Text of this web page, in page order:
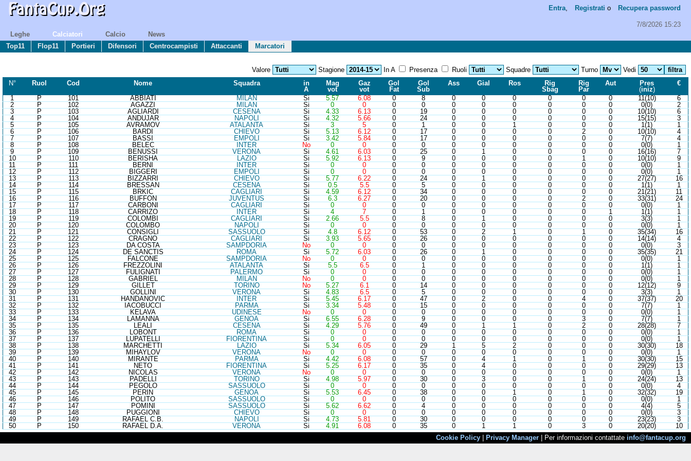
Entra, Registrati o Recupera password
7/8/2026 15:23
Leghe
Calciatori Calcio
News
Top11
Flop11 Portieri Difensori Centrocampisti Attaccanti Marcatori
Valore Stagione In A Presenza Ruoli Squadre Turno
Vedi
N°
Ruol Cod Nome Squadra
in
A
Mag
vot
Gaz
vot
Gol
Fat
Gol
Sub
Ass Gial Ros
Rig
Sbag
Rig
Par
Aut
Pres
(iniz)
€
1
P 101 ABBIATI MIL AN Si 5.57 6.08 0 8 0 0 0 0 0 0 11(10)
6
2
P 102 AGAZZI MIL AN Si 0 0 0 0 0 0 0 0 0 0 0(0)
2
3
P 103 AGLIARDI CES ENA Si 4.33 6.13 0 19 0 0 0 0 0 0 10(10)
6
4
P 104 ANDUJAR NAPOLI Si 4.32 5.66 0 24 0 0 0 0 0 0 15(15)
3
5
P 105 AVRAMOV ATA LANTA Si 3 5 0 1 0 0 1 0 0 0 1(1)
1
6
P 106 BARDI CHI EVO Si 5.13 6.12 0 17 0 0 0 0 2 0 10(10)
4
7
P 107 BASSI EMPOLI Si 3.42 5.84 0 17 0 0 0 0 0 0 7(7)
4
8
P 108 BELEC INTER No 0 0 0 0 0 0 0 0 0 0 0(0)
1
9
P 109 BENUSSI VERONA Si 4.61 6.03 0 25 0 1 0 0 0 0 16(16)
7
10
P 110 BERISHA LAZIO Si 5.92 6.13 0 9 0 0 0 0 1 0 10(10)
9
11
P 111 BERNI INTER Si 0 0 0 0 0 0 0 0 0 0 0(0)
1
12
P 112 BIGGERI EMPOLI Si 0 0 0 0 0 0 0 0 0 0 0(0)
1
13
P 113 BIZZARRI CHI EVO Si 5.77 6.22 0 24 0 1 0 0 0 0 27(27)
16
14
P 114 BRESSAN CES ENA Si 0.5 5.5 0 5 0 0 0 0 0 0 1(1)
1
15
P 115 BRKIC CAG LIARI Si 4.59 6.12 0 34 0 0 0 0 0 0 21(21)
11
16
P 116 BUFFON JUVENTUS Si 6.3 6.27 0 20 0 0 0 0 2 0 33(31)
24
17
P 117 CARBONI CAG LIARI Si 0 0 0 0 0 0 0 0 0 0 0(0)
1
18
P 118 CARRIZO INTER Si 4 7 0 1 0 0 0 0 0 1 1(1)
1
19
P 119 COLOMBI CAG LIARI Si 2.66 5.5 0 8 0 1 0 0 0 0 3(3)
1
20
P 120 COLOMBO NAPOLI Si 0 0 0 0 0 0 0 0 0 0 0(0)
1
21
P 121 CONSIGLI SASSUOLO Si 4.8 6.12 0 53 0 2 1 0 1 0 35(34)
16
22
P 122 CRAGNO CAG LIARI Si 3.93 5.65 0 26 0 0 0 0 0 0 14(14)
4
23
P 123 DA COSTA SAM PDORIA No 0 0 0 0 0 0 0 0 0 0 0(0)
3
24
P 124 DE SANCTIS ROMA Si 5.72 6.03 0 26 0 1 0 0 0 0 35(35)
21
25
P 125 FALCONE SAM PDORIA No 0 0 0 0 0 0 0 0 0 0 0(0)
1
26
P 126 FREZZOLINI ATA LANTA Si 5.5 6.5 0 1 0 0 0 0 0 0 1(1)
1
27
P 127 FULIGNATI PAL ERMO Si 0 0 0 0 0 0 0 0 0 0 0(0)
1
28
P 128 GABRIEL MIL AN No 0 0 0 0 0 0 0 0 0 0 0(0)
1
29
P 129 GILLET TORINO No 5.27 6.1 0 14 0 0 0 0 0 0 12(12)
9
30
P 130 GOLLINI VERONA Si 4.83 6.5 0 5 0 0 0 0 0 0 3(3)
1
31
P 131 HANDANOVIC INTER Si 5.45 6.17 0 47 0 2 0 0 4 0 37(37)
20
32
P 132 IACOBUCCI PARMA Si 3.34 5.48 0 15 0 0 0 0 0 0 7(7)
1
33
P 133 KELAVA UDI NESE No 0 0 0 0 0 0 0 0 0 0 0(0)
1
34
P 134 LAMANNA GENOA Si 6.55 6.28 0 9 0 0 0 0 3 0 7(7)
1
35
P 135 LEALI CES ENA Si 4.29 5.76 0 49 0 1 1 0 2 0 28(28)
7
36
P 136 LOBONT ROMA Si 0 0 0 0 0 0 0 0 0 0 0(0)
1
37
P 137 LUPATELLI FIORENTINA Si 0 0 0 0 0 0 0 0 0 0 0(0)
1
38
P 138 MARCHETTI LAZIO Si 5.34 6.05 0 29 1 5 2 0 0 0 30(30)
18
39
P 139 MIHAYLOV VERONA No 0 0 0 0 0 0 0 0 0 0 0(0)
1
40
P 140 MIRANTE PARMA Si 4.42 6.08 0 57 0 4 1 0 1 0 30(30)
15
41
P 141 NETO FIORENTINA Si 5.25 6.17 0 35 0 4 0 0 0 0 29(29)
13
42
P 142 NICOLAS VERONA No 0 0 0 0 0 0 0 0 0 0 0(0)
1
43
P 143 PADELLI TORINO Si 4.98 5.97 0 30 0 3 0 0 1 0 24(24)
13
44
P 144 PEGOLO SASSUOLO Si 0 0 0 0 0 0 0 0 0 0 0(0)
4
45
P 145 PERIN GENOA Si 5.53 6.45 0 38 0 0 1 0 1 0 32(32)
19
46
P 146 POLITO SASSUOLO Si 0 0 0 0 0 0 0 0 0 0 0(0)
1
47
P 147 POMINI SASSUOLO Si 5.62 6.62 0 4 0 0 0 0 0 0 4(4)
5
48
P 148 PUGGIONI CHI EVO Si 0 0 0 0 0 0 0 0 0 0 0(0)
3
49
P 149 RAFAEL C.B. NAPOLI Si 4.73 5.81 0 30 0 0 0 0 0 0 23(23)
3
50
P 150 RAFAEL D.A. VERONA Si 4.91 6.08 0 35 0 1 1 0 3 0 20(20)
10
Cookie Policy
Privacy Manager | Per informazioni contattate info@fantacup.org